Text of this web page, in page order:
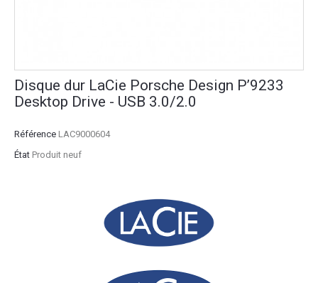
Disque dur LaCie Porsche Design P’9233
Desktop Drive - USB 3.0/2.0
Référence LAC9000604
État Produit neuf